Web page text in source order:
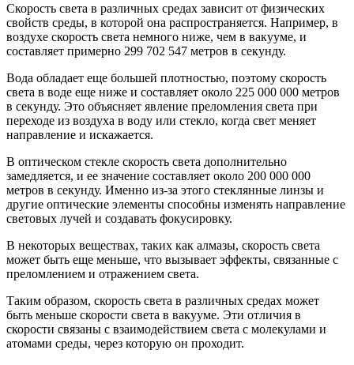
Скорость света в различных средах зависит от физических
свойств среды, в которой она распространяется. Например, в
воздухе скорость света немного ниже, чем в вакууме, и
составляет примерно 299 702 547 метров в секунду.
Вода обладает еще большей плотностью, поэтому скорость
света в воде еще ниже и составляет около 225 000 000 метров
в секунду. Это объясняет явление преломления света при
переходе из воздуха в воду или стекло, когда свет меняет
направление и искажается.
В оптическом стекле скорость света дополнительно
замедляется, и ее значение составляет около 200 000 000
метров в секунду. Именно из-за этого стеклянные линзы и
другие оптические элементы способны изменять направление
световых лучей и создавать фокусировку.
В некоторых веществах, таких как алмазы, скорость света
может быть еще меньше, что вызывает эффекты, связанные с
преломлением и отражением света.
Таким образом, скорость света в различных средах может
быть меньше скорости света в вакууме. Эти отличия в
скорости связаны с взаимодействием света с молекулами и
атомами среды, через которую он проходит.